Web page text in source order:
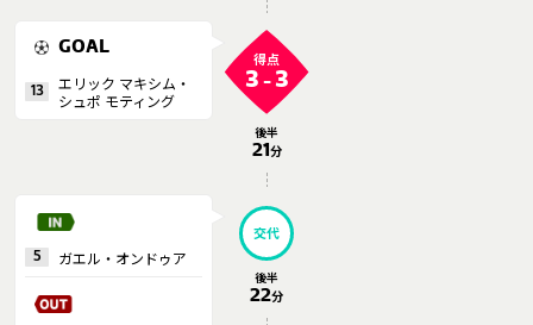
GOAL
13
エリック マキシム・
シュポ モティング
得点
3 -3
後半
21分
5 ガエル・オンドゥア
交代
後半
22分